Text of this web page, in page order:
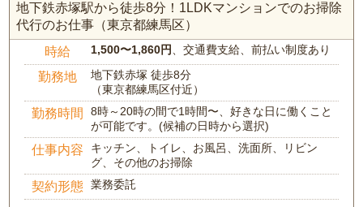
地下鉄赤塚駅から徒歩8分！1LDKマンションでのお掃除
代行のお仕事（東京都練馬区）
時給 1,500〜1,860円、交通費支給、前払い制度あり
勤務地
地下鉄赤塚 徒歩8分
（東京都練馬区付近）
勤務時間
8時～20時の間で1時間〜、好きな日に働くこと
が可能です。(候補の日時から選択)
仕事内容
キッチン、トイレ、お風呂、洗面所、リビン
グ、その他のお掃除
契約形態 業務委託